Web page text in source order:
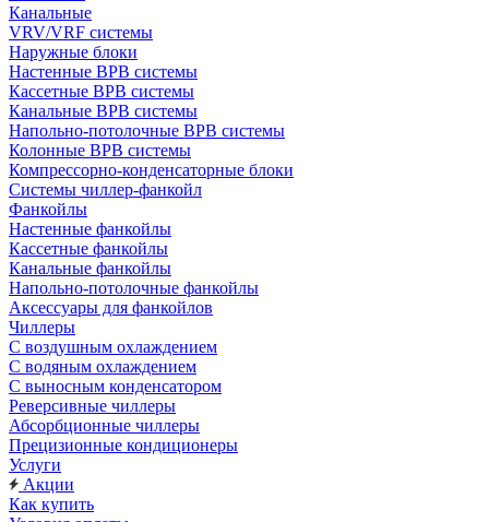
Канальные
VRV/VRF системы
Наружные блоки
Настенные ВРВ системы
Кассетные ВРВ системы
Канальные ВРВ системы
Напольно-потолочные ВРВ системы
Колонные ВРВ системы
Компрессорно-конденсаторные блоки
Системы чиллер-фанкойл
Фанкойлы
Настенные фанкойлы
Кассетные фанкойлы
Канальные фанкойлы
Напольно-потолочные фанкойлы
Аксессуары для фанкойлов
Чиллеры
С воздушным охлаждением
С водяным охлаждением
С выносным конденсатором
Реверсивные чиллеры
Абсорбционные чиллеры
Прецизионные кондиционеры
Услуги
Акции
Как купить